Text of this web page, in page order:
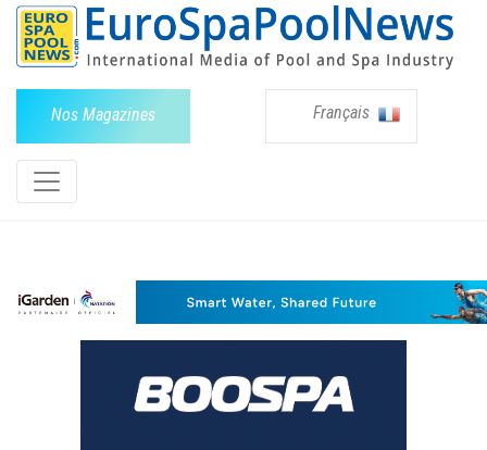
Nos Magazines Français